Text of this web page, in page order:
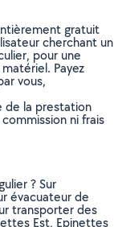
gratuit
cherchant un
pour une
Payez
vous,
de la prestation
ni frais
? Sur
évacuateur de
transporter des
Est, Epinettes